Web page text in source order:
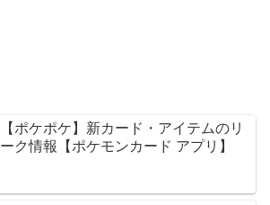
【ポケポケ】新カード・アイテムのリ
ーク情報【ポケモンカード アプリ】